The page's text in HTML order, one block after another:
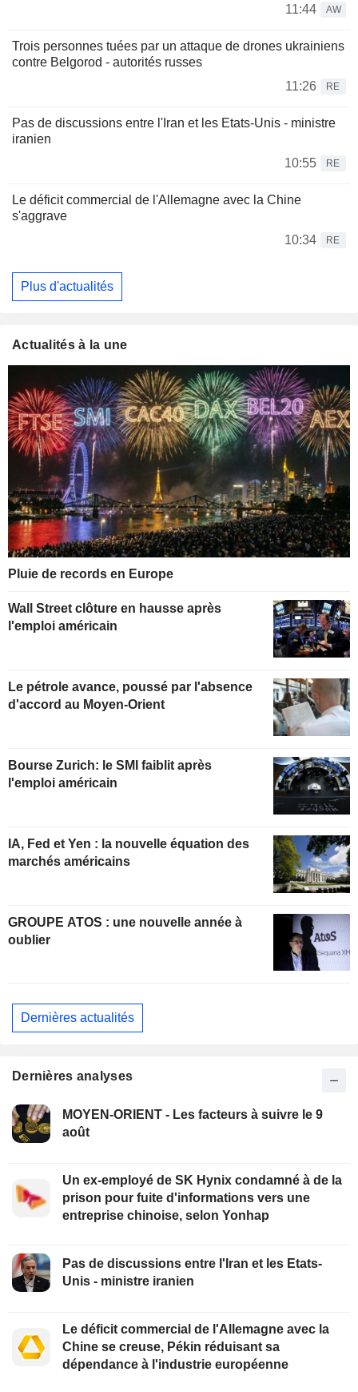
11:44 AW
Trois personnes tuées par un attaque de drones ukrainiens
contre Belgorod - autorités russes
11:26
RE
Pas de discussions entre l'Iran et les Etats-Unis - ministre
iranien
10:55
RE
Le déficit commercial de l'Allemagne avec la Chine
s'aggrave
10:34
RE
Plus d'actualités
Actualités à la une
Pluie de records en Europe
Wall Street clôture en hausse après
l'emploi américain
Le pétrole avance, poussé par l'absence
d'accord au Moyen-Orient
Bourse Zurich: le SMI faiblit après
l'emploi américain
IA, Fed et Yen : la nouvelle équation des
marchés américains
GROUPE ATOS : une nouvelle année à
oublier
Dernières actualités
Dernières analyses
MOYEN-ORIENT - Les facteurs à suivre le 9
août
Un ex-employé de SK Hynix condamné à de la
prison pour fuite d'informations vers une
entreprise chinoise, selon Yonhap
Pas de discussions entre l'Iran et les Etats-
Unis - ministre iranien
Le déficit commercial de l'Allemagne avec la
Chine se creuse, Pékin réduisant sa
dépendance à l'industrie européenne